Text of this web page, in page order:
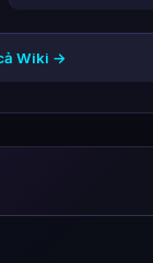
Wiki →